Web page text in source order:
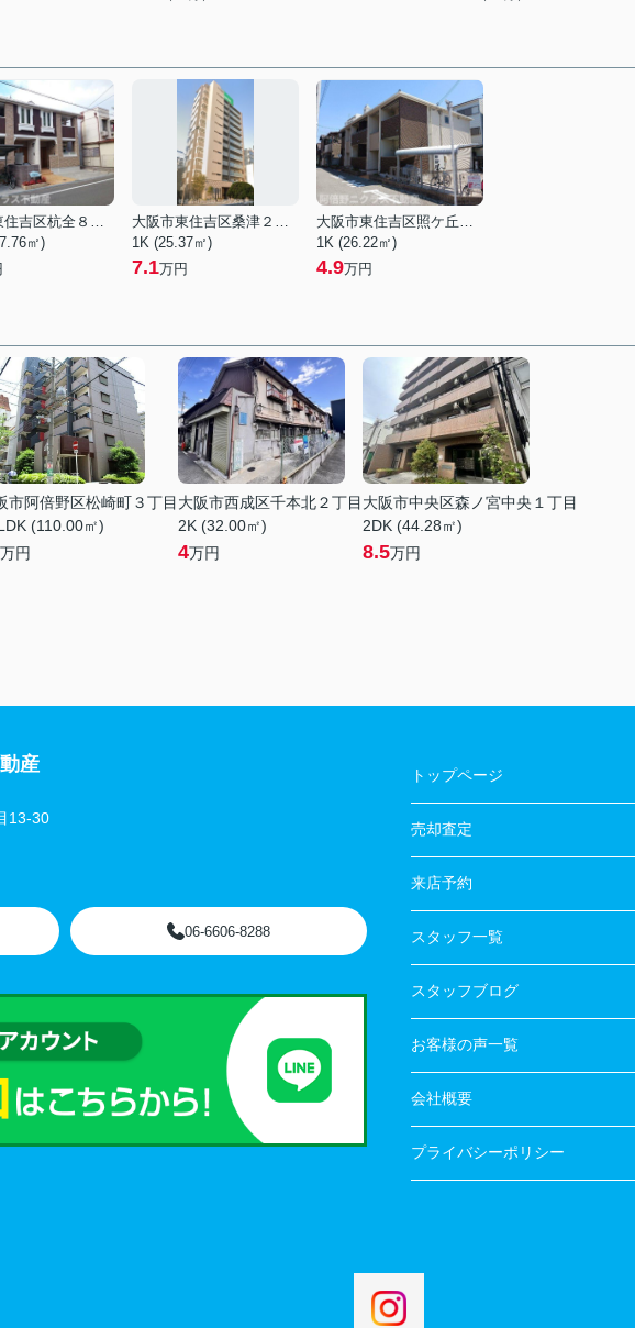
大阪市東住吉区杭全８丁目
㎡)
大阪市東住吉区桑津２丁目
1K (25.37㎡)
7.1万円
大阪市東住吉区照ケ丘矢田１丁目
1K (26.22㎡)
4.9万円
市阿倍野区松崎町３丁目
(110.00㎡)
万円
大阪市西成区千本北２丁目
2K (32.00㎡)
4万円
大阪市中央区森ノ宮中央１丁目
2DK (44.28㎡)
8.5万円
産
13-30
06-6606-8288
トップページ
売却査定
来店予約
スタッフ一覧
スタッフブログ
お客様の声一覧
会社概要
プライバシーポリシー